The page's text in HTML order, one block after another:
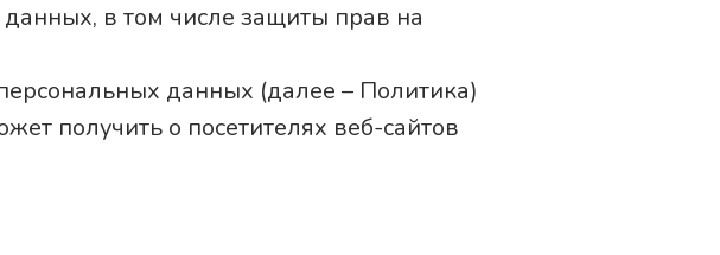
в том числе защиты прав на
данных (далее – Политика)
получить о посетителях веб-сайтов